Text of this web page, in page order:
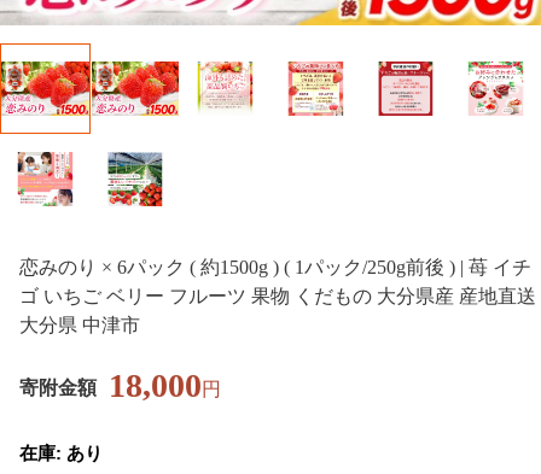
恋みのり × 6パック ( 約1500g ) ( 1パック/250g前後 ) | 苺 イチ
ゴ いちご ベリー フルーツ 果物 くだもの 大分県産 産地直送
大分県 中津市
寄附金額 18,000円
在庫: あり